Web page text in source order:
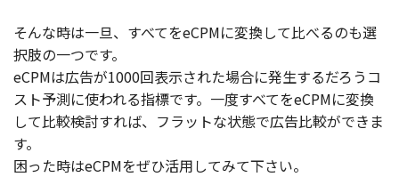
そんな時は一旦、すべてをeCPMに変換して比べるのも選
択肢の一つです。
eCPMは広告が1000回表示された場合に発生するだろうコ
スト予測に使われる指標です。一度すべてをeCPMに変換
して比較検討すれば、フラットな状態で広告比較ができま
す。
困った時はeCPMをぜひ活用してみて下さい。